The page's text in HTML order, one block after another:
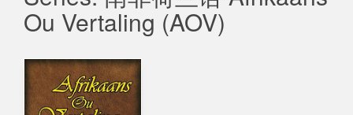
Ou Vertaling (AOV)